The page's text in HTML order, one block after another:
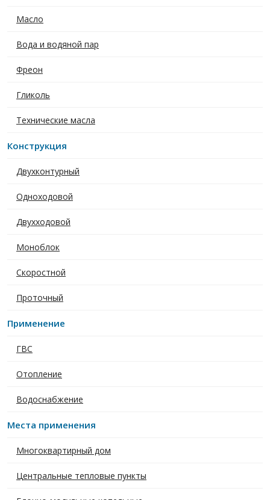
Масло
Вода и водяной пар
Фреон
Гликоль
Технические масла
Конструкция
Двухконтурный
Одноходовой
Двухходовой
Моноблок
Скоростной
Проточный
Применение
ГВС
Отопление
Водоснабжение
Места применения
Многоквартирный дом
Центральные тепловые пункты